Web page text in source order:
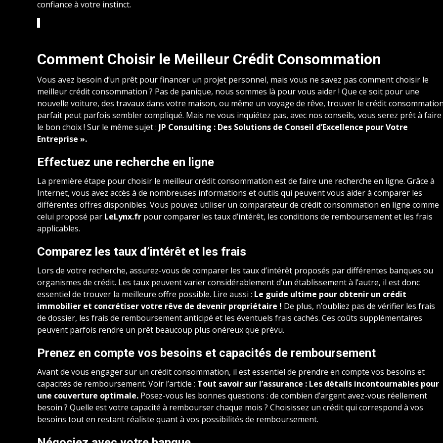
confiance à votre instinct.
Comment Choisir le Meilleur Crédit Consommation
Vous avez besoin d’un prêt pour financer un projet personnel, mais vous ne savez pas comment choisir le
meilleur crédit consommation ? Pas de panique, nous sommes là pour vous aider ! Que ce soit pour une
nouvelle voiture, des travaux dans votre maison, ou même un voyage de rêve, trouver le crédit
parfait peut parfois sembler compliqué. Mais ne vous inquiétez pas, avec nos conseils, vous serez prêt à faire
le bon choix ! Sur le même sujet : JP Consulting : Des Solutions de Conseil d’Excellence pour Votre
Entreprise ».
Effectuez une recherche en ligne
La première étape pour choisir le meilleur crédit consommation est de faire une recherche en ligne. Grâce à
Internet, vous avez accès à de nombreuses informations et outils qui peuvent vous aider à comparer les
différentes offres disponibles. Vous pouvez utiliser un comparateur de crédit consommation en ligne comme
celui proposé par LeLynx.fr pour comparer les taux d’intérêt, les conditions de remboursement et les frais
applicables.
Comparez les taux d’intérêt et les frais
Lors de votre recherche, assurez-vous de comparer les taux d’intérêt proposés par différentes banques ou
organismes de crédit. Les taux peuvent varier considérablement d’un établissement à l’autre, il est donc
essentiel de trouver la meilleure offre possible. Lire aussi : Le guide ultime pour obtenir un crédit
immobilier et concrétiser votre rêve de devenir propriétaire ! De plus, n’oubliez pas de vérifier les frais
de dossier, les frais de remboursement anticipé et les éventuels frais cachés. Ces coûts supplémentaires
peuvent parfois rendre un prêt beaucoup plus onéreux que prévu.
Prenez en compte vos besoins et capacités de remboursement
Avant de vous engager sur un crédit consommation, il est essentiel de prendre en compte vos besoins et
capacités de remboursement. Voir l’article : Tout savoir sur l’assurance : Les détails incontournables pour
une couverture optimale. Posez-vous les bonnes questions : de combien d’argent avez-vous réellement
besoin ? Quelle est votre capacité à rembourser chaque mois ? Choisissez un crédit qui correspond à vos
besoins tout en restant réaliste quant à vos possibilités de remboursement.